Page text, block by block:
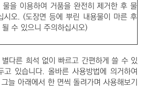
을 이용하여 거품을 완전히 제거한 후 물
시오. (도장면 등에 뿌린 내용물이 마른 후
수 있으니 주의하십시오)
다른 희석 없이 빠르고 간편하게 쓸 수 있
고 있습니다. 올바른 사용방법에 의거하여
늘 아래에서 한 면씩 돌려가며 사용해보기